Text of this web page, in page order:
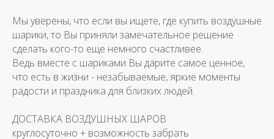
Мы уверены, что если вы ищете, где купить воздушные
шарики, то Вы приняли замечательное решение
сделать кого-то еще немного счастливее.
Ведь вместе с шариками Вы дарите самое ценное,
что есть в жизни - незабываемые, яркие моменты
радости и праздника для близких людей.
ДОСТАВКА ВОЗДУШНЫХ ШАРОВ
круглосуточно + возможность забрать